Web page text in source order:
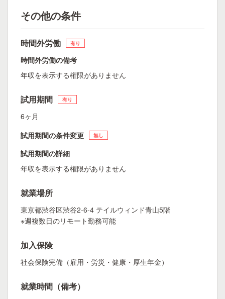
その他の条件
時間外労働 有り
時間外労働の備考
年収を表示する権限がありません
試用期間 有り
6ヶ月
試用期間の条件変更
無し
試用期間の詳細
年収を表示する権限がありません
就業場所
東京都渋谷区渋谷2-6-4 テイルウィンド青山5階
※週複数日のリモート勤務可能
加入保険
社会保険完備（雇用・労災・健康・厚生年金）
就業時間（備考）